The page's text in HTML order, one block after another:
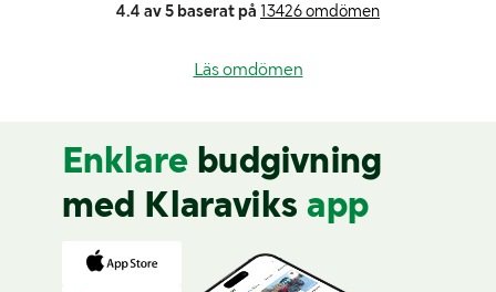
4.4 av 5 baserat på 13426 omdömen
Läs omdömen
Enklare budgivning
med Klaraviks app